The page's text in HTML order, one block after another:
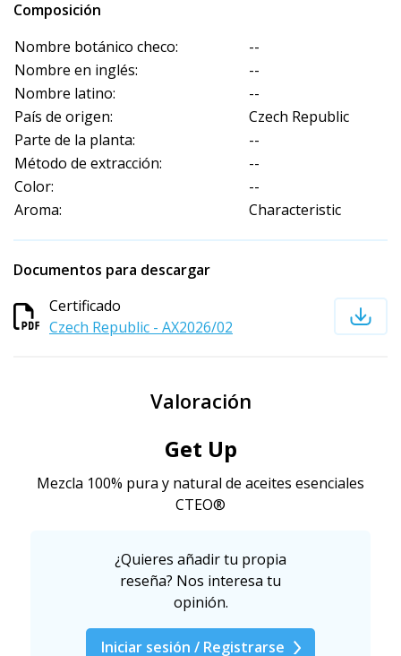
Composición
Nombre botánico checo:
--
Nombre en inglés:
--
Nombre latino:
--
País de origen:
Czech Republic
Parte de la planta:
--
Método de extracción:
--
Color:
--
Aroma:
Characteristic
Documentos para descargar
Certificado
Czech Republic - AX2026/02
Valoración
Get Up
Mezcla 100% pura y natural de aceites esenciales
CTEO®
¿Quieres añadir tu propia
reseña? Nos interesa tu
opinión.
Iniciar sesión / Registrarse